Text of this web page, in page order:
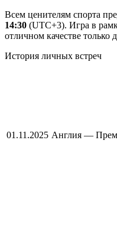
Всем ценителям спорта
14:30 (UTC+3). Игра в
отличном качестве только
История личных встреч
01.11.2025 Англия —